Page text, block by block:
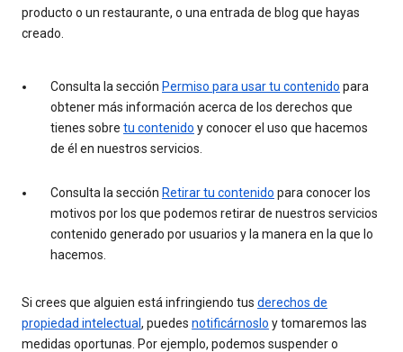
producto o un restaurante, o una entrada de blog que hayas
creado.
Consulta la sección Permiso para usar tu contenido para
obtener más información acerca de los derechos que
tienes sobre tu contenido y conocer el uso que hacemos
de él en nuestros servicios.
Consulta la sección Retirar tu contenido para conocer los
motivos por los que podemos retirar de nuestros servicios
contenido generado por usuarios y la manera en la que lo
hacemos.
Si crees que alguien está infringiendo tus derechos de
propiedad intelectual , puedes notificárnoslo y tomaremos las
medidas oportunas. Por ejemplo, podemos suspender o